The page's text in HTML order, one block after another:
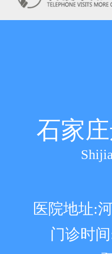
石家
医院地址:
门诊时